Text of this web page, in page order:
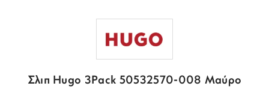
Σλιπ Hugo 3Pack 50532570-008 Μαύρο